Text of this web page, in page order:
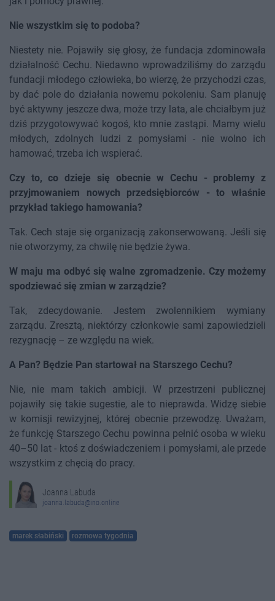
Nie wszystkim się to podoba?
Niestety nie. Pojawiły się głosy, że fundacja zdominowała
działalność Cechu. Niedawno wprowadziliśmy do zarządu
fundacji młodego człowieka, bo wierzę, że przychodzi czas,
by dać pole do działania nowemu pokoleniu. Sam planuję
być aktywny jeszcze dwa, może trzy lata, ale chciałbym już
dziś przygotowywać kogoś, kto mnie zastąpi. Mamy wielu
młodych, zdolnych ludzi z pomysłami - nie wolno ich
hamować, trzeba ich wspierać.
Czy to, co dzieje się obecnie w Cechu - problemy z
przyjmowaniem nowych przedsiębiorców - to właśnie
przykład takiego hamowania?
Tak. Cech staje się organizacją zakonserwowaną. Jeśli się
nie otworzymy, za chwilę nie będzie żywa.
W maju ma odbyć się walne zgromadzenie. Czy możemy
spodziewać się zmian w zarządzie?
Tak, zdecydowanie. Jestem zwolennikiem wymiany
zarządu. Zresztą, niektórzy członkowie sami zapowiedzieli
rezygnację – ze względu na wiek.
A Pan? Będzie Pan startował na Starszego Cechu?
Nie, nie mam takich ambicji. W przestrzeni publicznej
pojawiły się takie sugestie, ale to nieprawda. Widzę siebie
w komisji rewizyjnej, której obecnie przewodzę. Uważam,
że funkcję Starszego Cechu powinna pełnić osoba w wieku
40–50 lat - ktoś z doświadczeniem i pomysłami, ale przede
wszystkim z chęcią do pracy.
Joanna Labuda
joanna.labuda@ino.online
marek słabiński rozmowa tygodnia